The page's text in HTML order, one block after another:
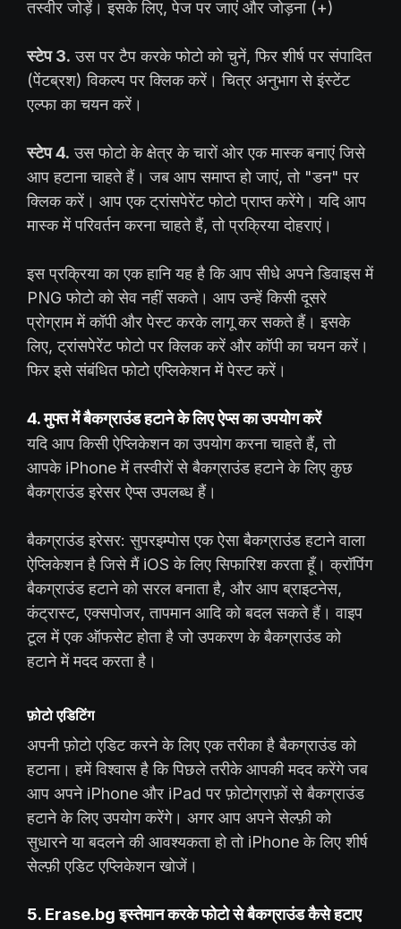
तस्वीर जोड़ें। इसके लिए, पेज पर जाएं और जोड़ना (+)
स्टेप 3. उस पर टैप करके फोटो को चुनें, फिर शीर्ष पर संपादित
(पेंटब्रश) विकल्प पर क्लिक करें। चित्र अनुभाग से इंस्टेंट
एल्फा का चयन करें।
स्टेप 4. उस फोटो के क्षेत्र के चारों ओर एक मास्क बनाएं जिसे
आप हटाना चाहते हैं। जब आप समाप्त हो जाएं, तो "डन" पर
क्लिक करें। आप एक ट्रांसपेरेंट फोटो प्राप्त करेंगे। यदि आप
मास्क में परिवर्तन करना चाहते हैं, तो प्रक्रिया दोहराएं।
इस प्रक्रिया का एक हानि यह है कि आप सीधे अपने डिवाइस में
PNG फोटो को सेव नहीं सकते। आप उन्हें किसी दूसरे
प्रोग्राम में कॉपी और पेस्ट करके लागू कर सकते हैं। इसके
लिए, ट्रांसपेरेंट फोटो पर क्लिक करें और कॉपी का चयन करें।
फिर इसे संबंधित फोटो एप्लिकेशन में पेस्ट करें।
4. मुफ्त में बैकग्राउंड हटाने के लिए ऐप्स का उपयोग करें
यदि आप किसी ऐप्लिकेशन का उपयोग करना चाहते हैं, तो
आपके iPhone में तस्वीरों से बैकग्राउंड हटाने के लिए कुछ
बैकग्राउंड इरेसर ऐप्स उपलब्ध हैं।
बैकग्राउंड इरेसर: सुपरइम्पोस एक ऐसा बैकग्राउंड हटाने वाला
ऐप्लिकेशन है जिसे मैं iOS के लिए सिफारिश करता हूँ। क्रॉपिंग
बैकग्राउंड हटाने को सरल बनाता है, और आप ब्राइटनेस,
कंट्रास्ट, एक्सपोजर, तापमान आदि को बदल सकते हैं। वाइप
टूल में एक ऑफसेट होता है जो उपकरण के बैकग्राउंड को
हटाने में मदद करता है।
फ़ोटो एडिटिंग
अपनी फ़ोटो एडिट करने के लिए एक तरीका है बैकग्राउंड को
हटाना। हमें विश्वास है कि पिछले तरीके आपकी मदद करेंगे जब
आप अपने iPhone और iPad पर फ़ोटोग्राफ़ों से बैकग्राउंड
हटाने के लिए उपयोग करेंगे। अगर आप अपने सेल्फ़ी को
सुधारने या बदलने की आवश्यकता हो तो iPhone के लिए शीर्ष
सेल्फ़ी एडिट एप्लिकेशन खोजें।
5. Erase.bg इस्तेमान करके फोटो से बैकग्राउंड कैसे हटाए